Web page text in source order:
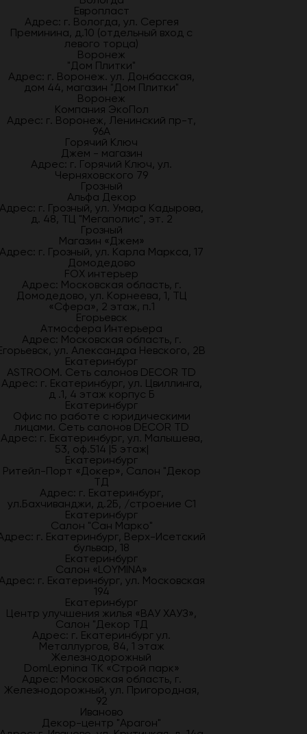
Европласт
Адрес: г. Вологда, ул. Сергея
Преминина, д.10 (отдельный вход с
левого торца)
Воронеж
"Дом Плитки"
Адрес: г. Воронеж. ул. Донбасская,
дом 44, магазин "Дом Плитки"
Воронеж
Компания ЭкоПол
Адрес: г. Воронеж, Ленинский пр-т,
96А
Горячий Ключ
Джем - магазин
Адрес: г. Горячий Ключ, ул.
Черняховского 79
Грозный
Альфа Декор
Адрес: г. Грозный, ул. Умара Кадырова,
д. 48, ТЦ "Мегаполис", эт. 2
Грозный
Магазин «Джем»
Адрес: г. Грозный, ул. Карла Маркса, 17
Домодедово
FOX интерьер
Адрес: Московская область, г.
Домодедово, ул. Корнеева, 1, ТЦ
«Сфера», 2 этаж, п.1
Егорьевск
Атмосфера Интерьера
Адрес: Московская область, г.
ул. Александра Невского, 2В
Екатеринбург
ASTROOM. Сеть салонов DECOR TD
Адрес: г. Екатеринбург, ул. Цвиллинга,
д .1, 4 этаж корпус Б
Екатеринбург
Офис по работе с юридическими
лицами. Сеть салонов DECOR TD
Адрес: г. Екатеринбург, ул. Малышева,
53, оф.514 |5 этаж|
Екатеринбург
Ритейл-Порт «Докер», Салон "Декор
ТД
Адрес: г. Екатеринбург,
ул.Бахчиванджи, д.2Б, /строение С1
Екатеринбург
Салон "Сан Марко"
г. Екатеринбург, Верх-Исетский
бульвар, 18
Екатеринбург
Салон «LOYMINA»
г. Екатеринбург, ул. Московская
194
Екатеринбург
Центр улучшения жилья «ВАУ ХАУЗ»,
Салон "Декор ТД
Адрес: г. Екатеринбург ул.
Металлургов, 84, 1 этаж
Железнодорожный
DomLepnina ТК «Строй парк»
Адрес: Московская область, г.
Железнодорожный, ул. Пригородная,
92
Иваново
Декор-центр "Арагон"